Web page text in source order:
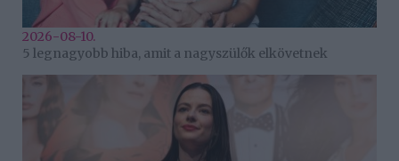
2026-08-10.
5 legnagyobb hiba, amit a nagyszülők elkövetnek